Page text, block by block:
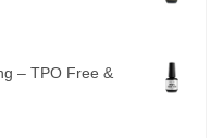
– TPO Free &